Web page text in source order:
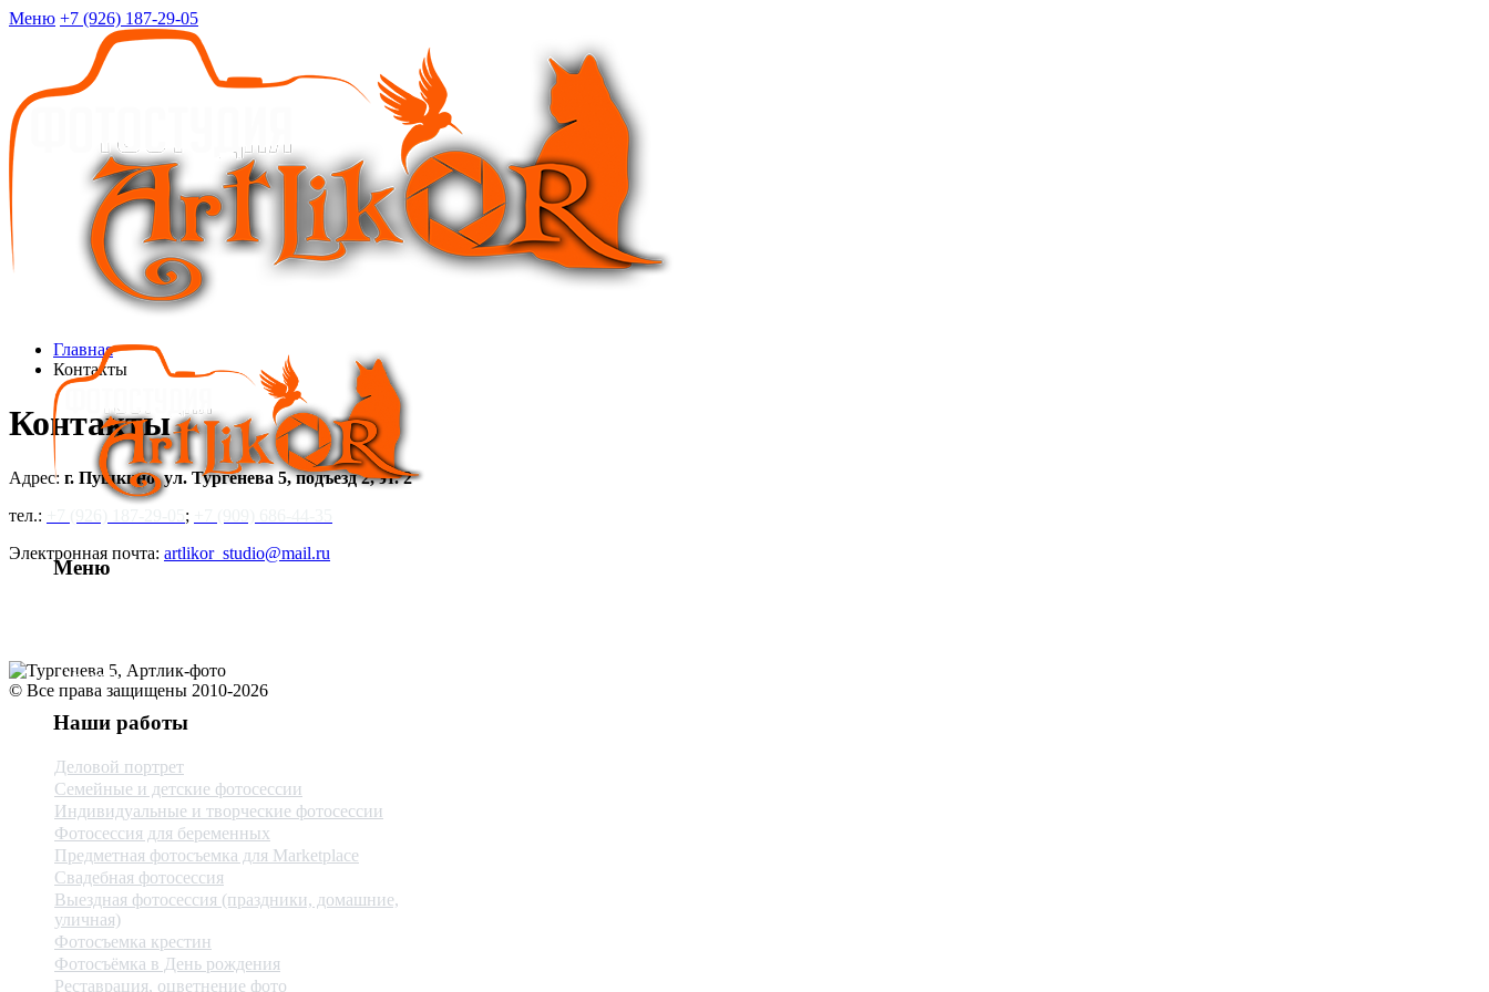
Меню +7 (926) 187-29-05
Меню
- Услуги
Наши работы
Деловой портрет
Семейные и детские фотосессии
Индивидуальные и творческие фотосессии
Фотосессия для беременных
Предметная фотосъемка для Marketplace
Свадебная фотосессия
Выездная фотосессия (праздники, домашние,
уличная)
Фотосъемка крестин
Фотосъёмка в День рождения
Реставрация, оцветнение фото
Главная
Контакты
Контакты
Адрес: г. Пушкино, ул. Тургенева 5, подъезд 2, эт. 2
тел.:
;
Электронная почта: artlikor_studio@mail.ru
© Все права защищены 2010-2026